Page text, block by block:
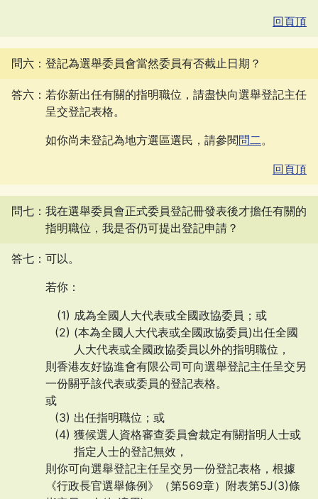
回頁頂
問六：登記為選舉委員會當然委員有否截止日期？
答六：若你新出任有關的指明職位，請盡快向選舉登記主任
呈交登記表格。
如你尚未登記為地方選區選民，請參閱問二 。
回頁頂
問七：我在選舉委員會正式委員登記冊發表後才擔任有關的
指明職位，我是否仍可提出登記申請？
答七：可以。
若你：
成為全國人大代表或全國政協委員；或
(本為全國人大代表或全國政協委員)出任全國
人大代表或全國政協委員以外的指明職位，
則香港友好協進會有限公司可向選舉登記主任呈交另
一份關乎該代表或委員的登記表格。
或
出任指明職位；或
獲候選人資格審查委員會裁定有關指明人士或
指定人士的登記無效，
則你可向選舉登記主任呈交另一份登記表格，根據
《行政長官選舉條例》（第569章）附表第5J(3)條